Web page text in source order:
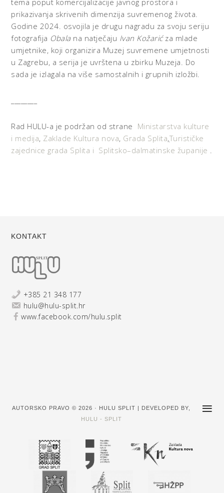
tema poput komercijalizacije javnog prostora i
prikazivanja skrivenih dimenzija suvremenog života.
Godine 2024. osvojila je drugu nagradu za svoju seriju
fotografija Obala na natječaju Ivan Kožarić za mlade
umjetnike, koji organizira Muzej suvremene umjetnosti
u Zagrebu, a serija je uvrštena u zbirku Muzeja. Do
sada je izlagala na više samostalnih i grupnih izložbi.
Rad HULU-a je podržan od strane Ministarstva kulture
i medija, Zaklade Kultura nova, Grada Splita,Turističke
zajednice grada Splita i Splitsko–dalmatinske županije .
KONTAKT
+385 21 348 177
hulu@hulu-split.hr
www.facebook.com/hulu.split
AUTORSKO PRAVO © 2026 · HULU SPLIT | DEVELOPED BY,
HULU - SPLIT